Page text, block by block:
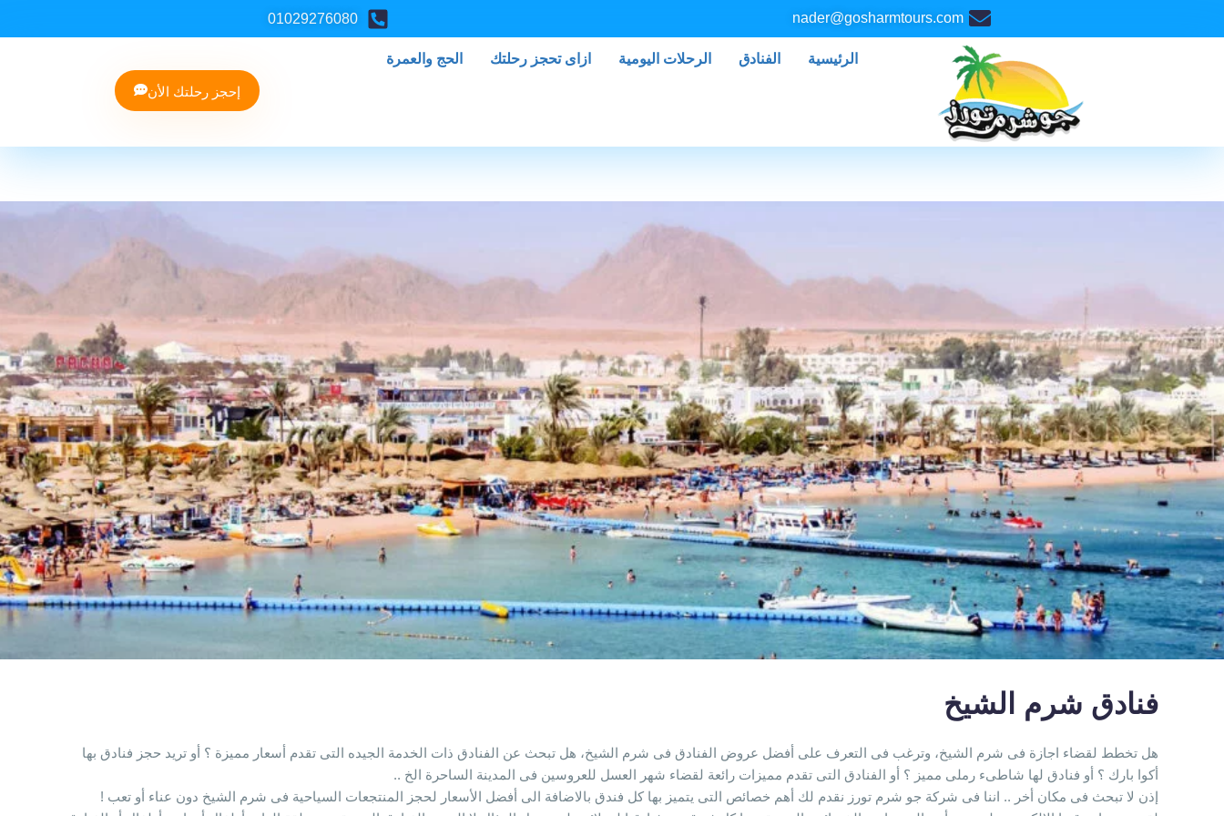
المحتوى
nader@gosharmtours.com
01029276080
الرئيسية الفنادق الرحلات اليومية ازاى تحجز رحلتك الحج والعمرة
إحجز رحلتك الأن
فنادق شرم الشيخ
هل تخطط لقضاء اجازة فى شرم الشيخ، وترغب فى التعرف على أفضل عروض الفنادق فى شرم الشيخ، هل تبحث عن الفنادق ذات الخدمة الجيده التى تقدم أسعار مميزة ؟ أو تريد حجز فنادق بها
أكوا بارك ؟ أو فنادق لها شاطىء رملى مميز ؟ أو الفنادق التى تقدم مميزات رائعة لقضاء شهر العسل للعروسين فى المدينة الساحرة الخ ..
إذن لا تبحث فى مكان أخر .. اننا فى شركة جو شرم تورز نقدم لك أهم خصائص التى يتميز بها كل فندق بالاضافة الى أفضل الأسعار لحجز المنتجعات السياحية فى شرم الشيخ دون عناء أو تعب !